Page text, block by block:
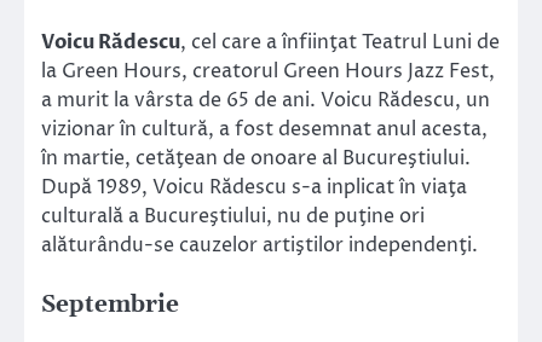
Voicu Rădescu, cel care a înfiinţat Teatrul Luni de
la Green Hours, creatorul Green Hours Jazz Fest,
a murit la vârsta de 65 de ani. Voicu Rădescu, un
vizionar în cultură, a fost desemnat anul acesta,
în martie, cetăţean de onoare al Bucureştiului.
După 1989, Voicu Rădescu s-a inplicat în viaţa
culturală a Bucureştiului, nu de puţine ori
alăturându-se cauzelor artiştilor independenţi.
Septembrie